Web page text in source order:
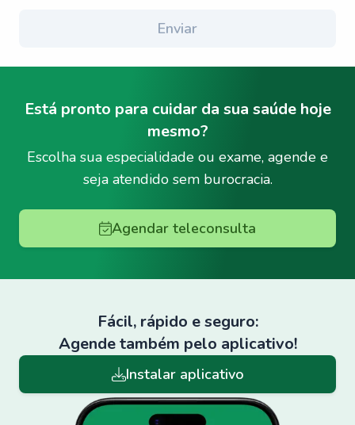
Enviar
Está pronto para cuidar da sua saúde hoje
mesmo?
Escolha sua especialidade ou exame, agende e
seja atendido sem burocracia.
Agendar teleconsulta
Fácil, rápido e seguro:
Agende também pelo aplicativo!
Instalar aplicativo